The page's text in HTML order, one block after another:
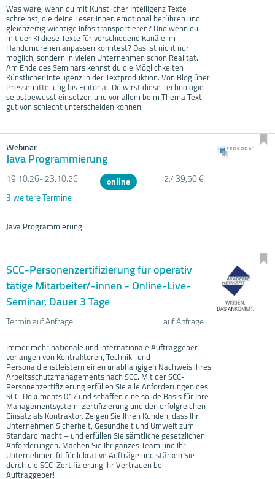
Was wäre, wenn du mit Künstlicher Intelligenz Texte
schreibst, die deine Leser:innen emotional berühren und
gleichzeitig wichtige Infos transportieren? Und wenn du
mit der KI diese Texte für verschiedene Kanäle im
Handumdrehen anpassen könntest? Das ist nicht nur
möglich, sondern in vielen Unternehmen schon Realität.
Am Ende des Seminars kennst du die Möglichkeiten
Künstlicher Intelligenz in der Textproduktion. Von Blog über
Pressemitteilung bis Editorial. Du wirst diese Technologie
selbstbewusst einsetzen und vor allem beim Thema Text
gut von schlecht unterscheiden können.
Webinar
Java Programmierung
19.10.26- 23.10.26 online
2.439,50 €
3 weitere Termine
Java Programmierung
SCC-Personenzertifizierung für operativ
tätige Mitarbeiter/-innen - Online-Live-
Seminar, Dauer 3 Tage
Termin auf Anfrage auf Anfrage
Immer mehr nationale und internationale Auftraggeber
verlangen von Kontraktoren, Technik- und
Personaldienstleistern einen unabhängigen Nachweis ihres
Arbeitsschutzmanagements nach SCC. Mit der SCC-
Personenzertifizierung erfüllen Sie alle Anforderungen des
SCC-Dokuments 017 und schaffen eine solide Basis für Ihre
Managementsystem-Zertifizierung und den erfolgreichen
Einsatz als Kontraktor. Zeigen Sie Ihren Kunden, dass Ihr
Unternehmen Sicherheit, Gesundheit und Umwelt zum
Standard macht – und erfüllen Sie sämtliche gesetzlichen
Anforderungen. Machen Sie Ihr ganzes Team und Ihr
Unternehmen fit für lukrative Aufträge und stärken Sie
durch die SCC-Zertifizierung Ihr Vertrauen bei
Auftraggeber!